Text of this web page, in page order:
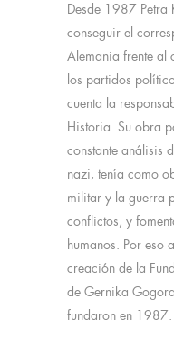
Desde 1987 Petra
conseguir el
Alemania frente al
los partidos
cuenta la
Historia. Su obra
constante análisis
nazi, tenía como
militar y la guerra
conflictos, y
humanos. Por eso
creación de la
de Gernika
fundaron en 1987.